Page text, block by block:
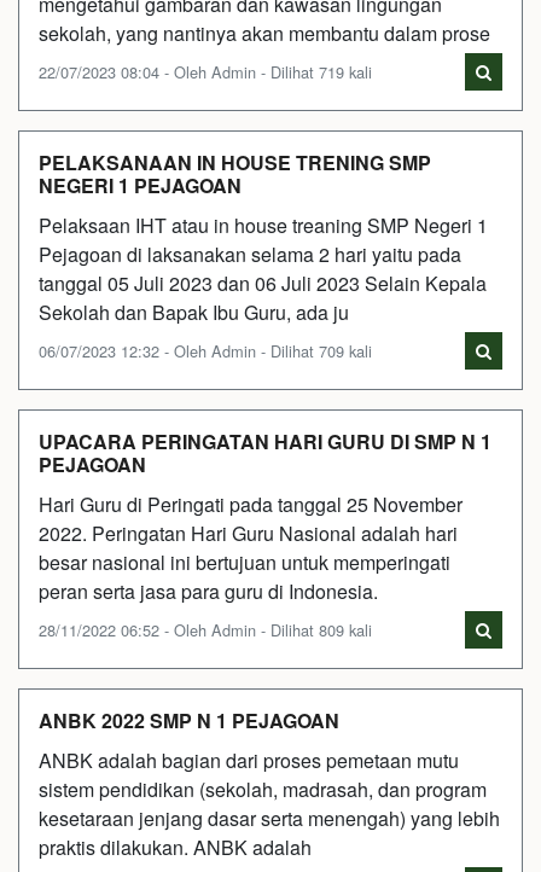
sekolah, yang nantinya akan membantu dalam prose
22/07/2023 08:04 - Oleh Admin - Dilihat 719 kali
PELAKSANAAN IN HOUSE TRENING SMP
NEGERI 1 PEJAGOAN
Pelaksaan IHT atau in house treaning SMP Negeri 1
Pejagoan di laksanakan selama 2 hari yaitu pada
tanggal 05 Juli 2023 dan 06 Juli 2023 Selain Kepala
Sekolah dan Bapak Ibu Guru, ada ju
06/07/2023 12:32 - Oleh Admin - Dilihat 709 kali
UPACARA PERINGATAN HARI GURU DI SMP N 1
PEJAGOAN
Hari Guru di Peringati pada tanggal 25 November
2022. Peringatan Hari Guru Nasional adalah hari
besar nasional ini bertujuan untuk memperingati
peran serta jasa para guru di Indonesia.
28/11/2022 06:52 - Oleh Admin - Dilihat 809 kali
ANBK 2022 SMP N 1 PEJAGOAN
ANBK adalah bagian dari proses pemetaan mutu
sistem pendidikan (sekolah, madrasah, dan program
kesetaraan jenjang dasar serta menengah) yang lebih
praktis dilakukan. ANBK adalah